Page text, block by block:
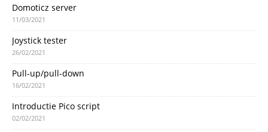
Domoticz server
11/03/2021
Joystick tester
26/02/2021
Pull-up/pull-down
16/02/2021
Introductie Pico script
02/02/2021